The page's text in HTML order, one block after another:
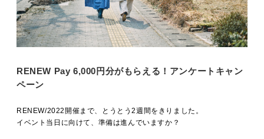
EXHIBITOR
MOVIE
RENEW Pay 6,000円分がもらえる！アンケートキャン
ペーン
RENEW/2022開催まで、とうとう2週間をきりました。
イベント当日に向けて、準備は進んでいますか？